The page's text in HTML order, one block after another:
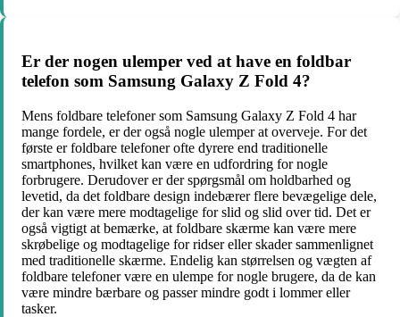
Er der nogen ulemper ved at have en foldbar
telefon som Samsung Galaxy Z Fold 4?
Mens foldbare telefoner som Samsung Galaxy Z Fold 4 har
mange fordele, er der også nogle ulemper at overveje. For det
første er foldbare telefoner ofte dyrere end traditionelle
smartphones, hvilket kan være en udfordring for nogle
forbrugere. Derudover er der spørgsmål om holdbarhed og
levetid, da det foldbare design indebærer flere bevægelige dele,
der kan være mere modtagelige for slid og slid over tid. Det er
også vigtigt at bemærke, at foldbare skærme kan være mere
skrøbelige og modtagelige for ridser eller skader sammenlignet
med traditionelle skærme. Endelig kan størrelsen og vægten af
foldbare telefoner være en ulempe for nogle brugere, da de kan
være mindre bærbare og passer mindre godt i lommer eller
tasker.